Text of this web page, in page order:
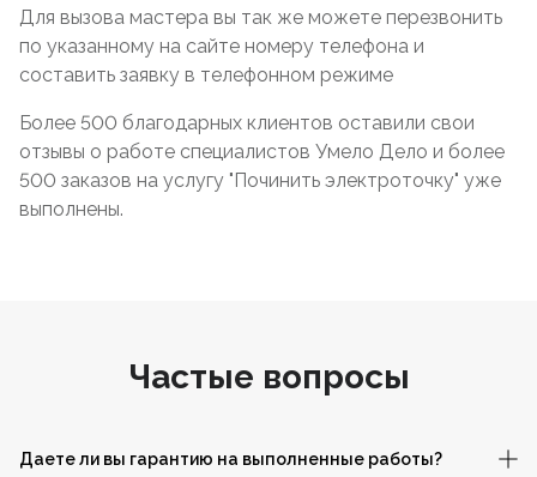
Для вызова мастера вы так же можете перезвонить
по указанному на сайте номеру телефона и
составить заявку в телефонном режиме
Более 500 благодарных клиентов оставили свои
отзывы о работе специалистов Умело Дело и более
500 заказов на услугу "Починить электроточку" уже
выполнены.
Частые вопросы
Даете ли вы гарантию на выполненные работы?